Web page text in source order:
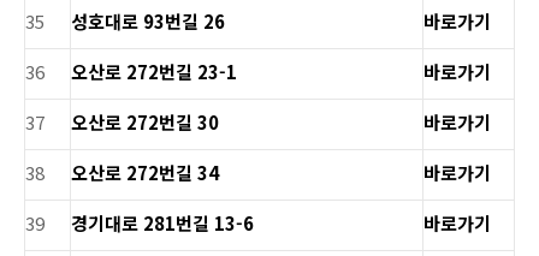
35
성호대로 93번길 26
바로가기
36
오산로 272번길 23-1
바로가기
37
오산로 272번길 30
바로가기
38
오산로 272번길 34
바로가기
39
경기대로 281번길 13-6
바로가기